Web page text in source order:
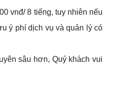
vnđ/ 8 tiếng, tuy nhiên nếu
ý phí dịch vụ và quản lý có
sâu hơn, Quý khách vui